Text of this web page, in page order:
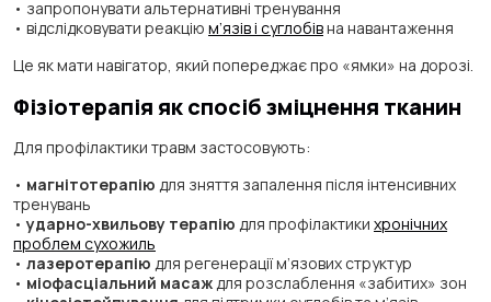
• запропонувати альтернативні тренування
• відслідковувати реакцію м’язів і суглобівна навантаження
Це як мати навігатор, який попереджає про «ямки» на дорозі.
Фізіотерапія як спосіб зміцнення тканин
Для профілактики травм застосовують:
• магнітотерапію для зняття запалення після інтенсивних
тренувань
• ударно-хвильову терапію для профілактики хронічних
проблем сухожиль
• лазеротерапію для регенерації м’язових структур
• міофасціальний масаж для розслаблення «забитих» зон